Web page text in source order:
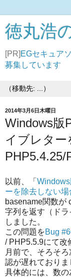
徳丸浩
[PR] EGセキュア
募集しています
2014年3月6日木曜日
Windows版
イブレター
PHP5.4.25/
以前、「
ーを除去しない場
basename関数が
字列を返す（ド
しました。
この問題をBug
/ PHP5.5.9にて改
月前で、そろそ
認が遅れておりま
具体的には、数